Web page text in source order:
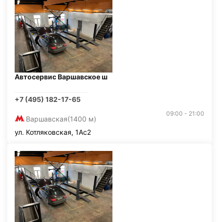
Автосервис Варшавское ш
+7 (495) 182-17-65
Варшавская(1400 м)
09:00 - 21:00
ул. Котляковская, 1Ас2